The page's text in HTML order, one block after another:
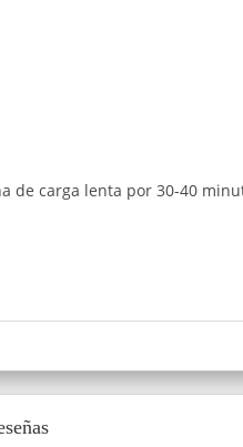
de carga lenta por 30-40